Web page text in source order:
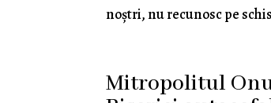
noștri, nu recunosc pe
Mitropolitul